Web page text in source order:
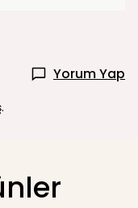
Yorum Yap